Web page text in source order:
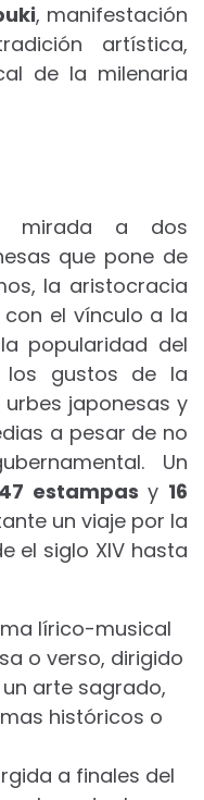
, manifestación
artística,
de la milenaria
mirada a dos
que pone de
la aristocracia
el vínculo a la
popularidad del
los gustos de la
japonesas y
a pesar de no
Un
47 estampas y 16
un viaje por la
el siglo XIV hasta
lírico-musical
o verso, dirigido
arte sagrado,
históricos o
a finales del